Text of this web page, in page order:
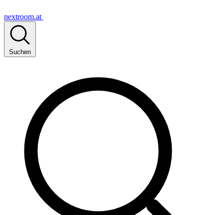
nextroom.at
Suchen